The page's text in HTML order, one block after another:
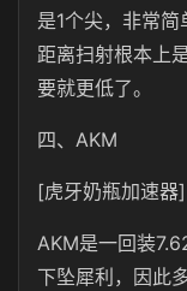
是1个尖，非常
距离扫射根本上
要就更低了。
四、AKM
[虎牙奶瓶加速器]
AKM是一回装
下坠犀利，因此